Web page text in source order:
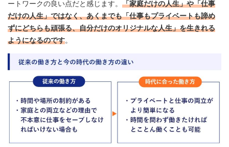
ートワークの良い点だと感じます。 「家庭だけの人生」や「仕事
だけの人生」ではなく、あくまでも「仕事もプライベートも諦め
ずにどちらも頑張る、自分だけのオリジナルな人生」を生きれる
ようになるのです。